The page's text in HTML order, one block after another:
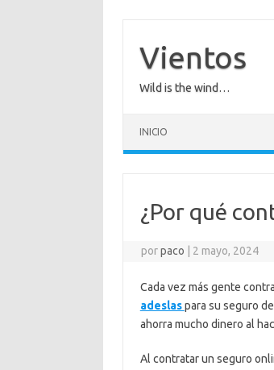
contenido
Vientos
Wild is the wind…
INICIO
¿Por qué
porpaco 2 mayo, 2024
Cada vez más gente
adeslaspara su seguro
ahorra mucho dinero al
Al contratar un seguro